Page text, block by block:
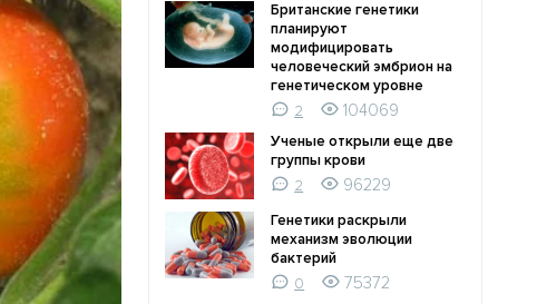
Британские генетики
планируют
модифицировать
человеческий эмбрион на
генетическом уровне
2
104069
Ученые открыли еще две
группы крови
2
96229
Генетики раскрыли
механизм эволюции
бактерий
0
75372